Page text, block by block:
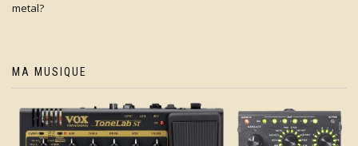
metal?
MA MUSIQUE